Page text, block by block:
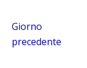
Giorno
precedente